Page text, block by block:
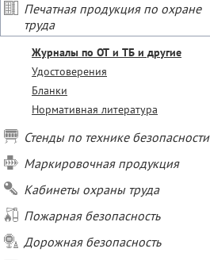
Печатная продукция по охране
труда
Журналы по ОТ и ТБ и другие
Удостоверения
Бланки
Нормативная литература
Стенды по технике безопасности
Маркировочная продукция
Кабинеты охраны труда
Пожарная безопасность
Дорожная безопасность